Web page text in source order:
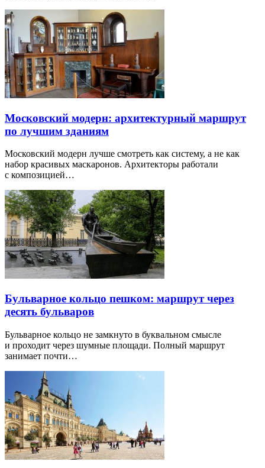
Московский модерн: архитектурный маршрут
по лучшим зданиям
Московский модерн лучше смотреть как систему, а не как
набор красивых маскаронов. Архитекторы работали
с композицией…
Бульварное кольцо пешком: маршрут через
десять бульваров
Бульварное кольцо не замкнуто в буквальном смысле
и проходит через шумные площади. Полный маршрут
занимает почти…